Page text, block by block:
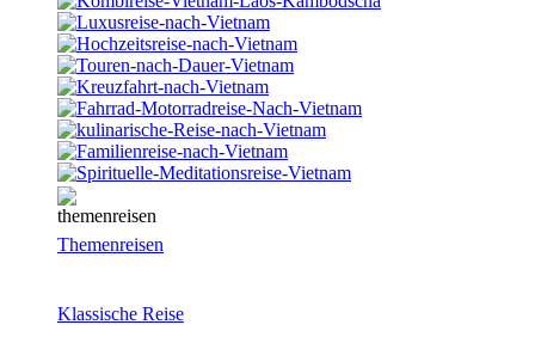
Themenreisen
Klassische Reise